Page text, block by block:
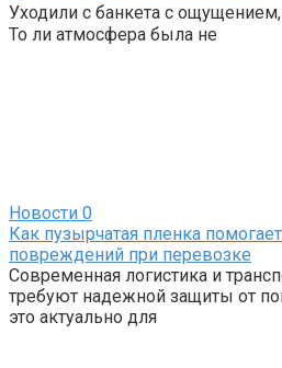
Уходили с банкета с ощущением,
То ли атмосфера была не
Новости 0
Как пузырчатая пленка
повреждений при перевозке
Современная логистика и
требуют надежной защиты от
это актуально для